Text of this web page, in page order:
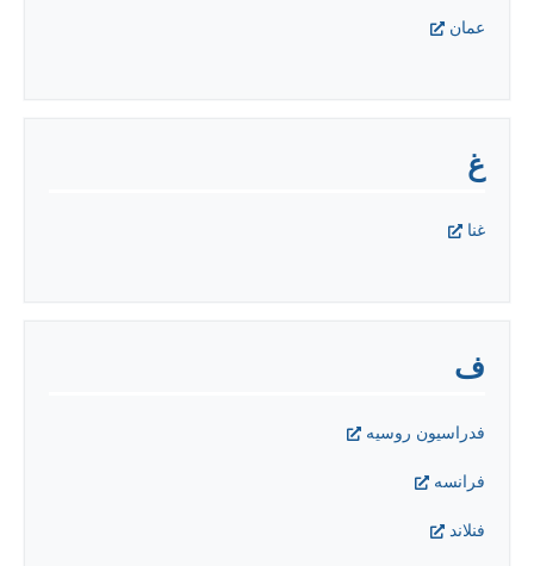
عمان
غ
غنا
ف
فدراسیون روسیه
فرانسه
فنلاند